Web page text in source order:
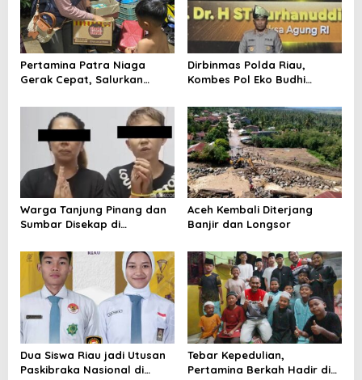
Pertamina Patra Niaga
Gerak Cepat, Salurkan
Sumbar
Dirbinmas Polda Riau,
Kombes Pol Eko Budhi
Awards 2026
Warga Tanjung Pinang dan
Sumbar Disekap di
Diborgol
Aceh Kembali Diterjang
Banjir dan Longsor
Dua Siswa Riau jadi Utusan
Paskibraka Nasional di
Tebar Kepedulian,
Pertamina Berkah Hadir di